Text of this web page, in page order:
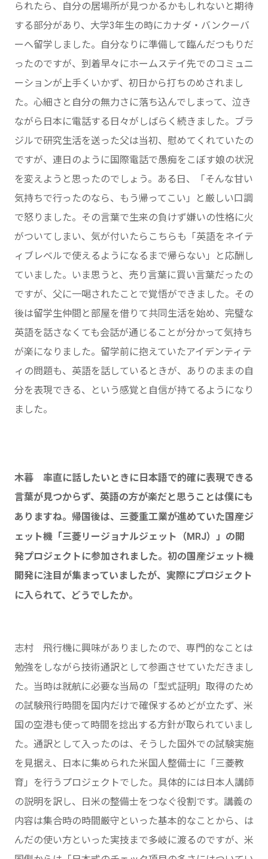
られたら、自分の居場所が見つかるかもしれないと期待
する部分があり、大学3年生の時にカナダ・バンクーバ
ーへ留学しました。自分なりに準備して臨んだつもりだ
ったのですが、到着早々にホームステイ先でのコミュニ
ーションが上手くいかず、初日から打ちのめされまし
た。心細さと自分の無力さに落ち込んでしまって、泣き
ながら日本に電話する日々がしばらく続きました。ブラ
ジルで研究生活を送った父は当初、慰めてくれていたの
ですが、連日のように国際電話で愚痴をこぼす娘の状況
を変えようと思ったのでしょう。ある日、「そんな甘い
気持ちで行ったのなら、もう帰ってこい」と厳しい口調
で怒りました。その言葉で生来の負けず嫌いの性格に火
がついてしまい、気が付いたらこちらも「英語をネイテ
ィブレベルで使えるようになるまで帰らない」と応酬し
ていました。いま思うと、売り言葉に買い言葉だったの
ですが、父に一喝されたことで覚悟ができました。その
後は留学生仲間と部屋を借りて共同生活を始め、完璧な
英語を話さなくても会話が通じることが分かって気持ち
が楽になりました。留学前に抱えていたアイデンティテ
ィの問題も、英語を話しているときが、ありのままの自
分を表現できる、という感覚と自信が持てるようになり
ました。
木暮 率直に話したいときに日本語で的確に表現できる
言葉が見つからず、英語の方が楽だと思うことは僕にも
ありますね。帰国後は、三菱重工業が進めていた国産ジ
ェット機「三菱リージョナルジェット（MRJ）」の開
発プロジェクトに参加されました。初の国産ジェット機
開発に注目が集まっていましたが、実際にプロジェクト
に入られて、どうでしたか。
志村 飛行機に興味がありましたので、専門的なことは
勉強をしながら技術通訳として参画させていただきまし
た。当時は就航に必要な当局の「型式証明」取得のため
の試験飛行時間を国内だけで確保するめどが立たず、米
国の空港も使って時間を捻出する方針が取られていまし
た。通訳として入ったのは、そうした国外での試験実施
を見据え、日本に集められた米国人整備士に「三菱教
育」を行うプロジェクトでした。具体的には日本人講師
の説明を訳し、日米の整備士をつなぐ役割です。講義の
内容は集合時の時間厳守といった基本的なことから、は
んだの使い方といった実技まで多岐に渡るのですが、米